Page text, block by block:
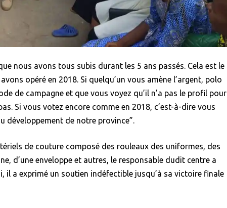
nous avons tous subis durant les 5 ans passés. Cela est le
opéré en 2018. Si quelqu’un vous amène l’argent, polo
de campagne et que vous voyez qu’il n’a pas le profil pour
Si vous votez encore comme en 2018, c’est-à-dire vous
développement de notre province”.
de couture composé des rouleaux des uniformes, des
d’une enveloppe et autres, le responsable dudit centre a
il a exprimé un soutien indéfectible jusqu’à sa victoire finale